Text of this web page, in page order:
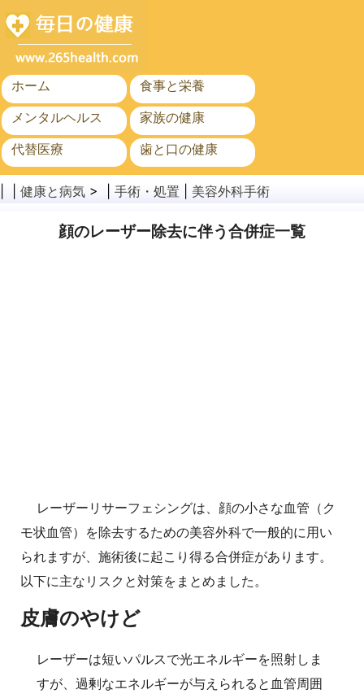
ホーム
食事と栄養
メンタルヘルス
家族の健康
代替医療
歯と口の健康
がん
公衆衛生
健康と病気 > | 手術・処置 美容外科手術
顔のレーザー除去に伴う合併症一覧
レーザーリサーフェシングは、顔の小さな血管（ク
モ状血管）を除去するための美容外科で一般的に用い
られますが、施術後に起こり得る合併症があります。
以下に主なリスクと対策をまとめました。
皮膚のやけど
レーザーは短いパルスで光エネルギーを照射しま
すが、過剰なエネルギーが与えられると血管周囲